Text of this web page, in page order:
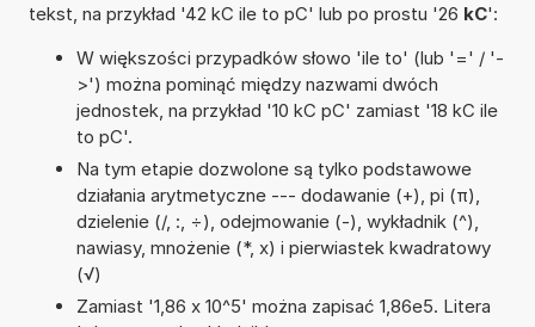
tekst, na przykład '42 kC ile to pC' lub po prostu '26 kC':
W większości przypadków słowo 'ile to' (lub '=' / '-
>') można pominąć między nazwami dwóch
jednostek, na przykład '10 kC pC' zamiast '18 kC ile
to pC'.
Na tym etapie dozwolone są tylko podstawowe
działania arytmetyczne --- dodawanie (+), pi (π),
dzielenie (/, :, ÷), odejmowanie (-), wykładnik (^),
nawiasy, mnożenie (*, x) i pierwiastek kwadratowy
(√)
Zamiast '1,86 x 10^5' można zapisać 1,86e5. Litera